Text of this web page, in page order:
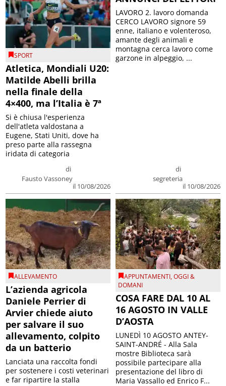
SPORT
Atletica, Mondiali U20:
Matilde Abelli brilla
nella finale della
4×400, ma l’Italia è 7ª
di
Fausto Vassoney
il 10/08/2026
Si è chiusa l'esperienza
dell'atleta valdostana a
Eugene, Stati Uniti, dove ha
preso parte alla rassegna
iridata di categoria
di
segreteria
il 10/08/2026
LAVORO 2. lavoro domanda
CERCO LAVORO signore 59
enne, italiano e volenteroso,
amante degli animali e
montagna cerca lavoro come
garzone in alpeggio, ...
ALLEVAMENTO
L’azienda agricola
Daniele Perrier di
Arvier chiede aiuto
per salvare il suo
allevamento, colpito
da un batterio
Lanciata una raccolta fondi
per sostenere i costi veterinari
e far ripartire la stalla
APPUNTAMENTI,OGGI &
DOMANI
COSA FARE DAL 10 AL
16 AGOSTO IN VALLE
D’AOSTA
LUNEDÌ 10 AGOSTO ANTEY-
SAINT-ANDRÉ - Alla Sala
mostre Biblioteca sarà
possibile partecipare alla
presentazione del libro di
Maria Vassallo ed Enrico F...